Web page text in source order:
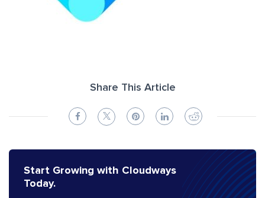
Share This Article
Start Growing with Cloudways
Today.